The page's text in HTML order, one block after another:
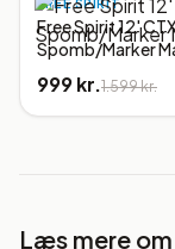
Free Spirit 12'
Spomb/Marker
999 kr.1.599 kr.
Læs mere om